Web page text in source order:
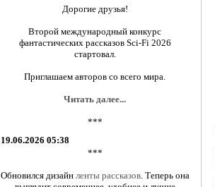
Дорогие друзья!
Второй международный конкурс
фантастических рассказов Sci-Fi 2026
стартовал.
Приглашаем авторов со всего мира.
Читать далее...
***
19.06.2026 05:38
***
Обновился дизайн ленты рассказов. Теперь она